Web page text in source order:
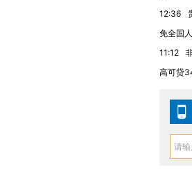
12:36
免全国
11:12
高可贷